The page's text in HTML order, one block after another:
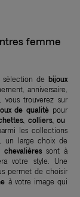
femme
sélection debijoux
anniversaire,
trouverez sur
de qualité pour
colliers, ou
les collections
un large choix de
chevalièressont à
votre style. Une
permet de choisir
à votre image qui